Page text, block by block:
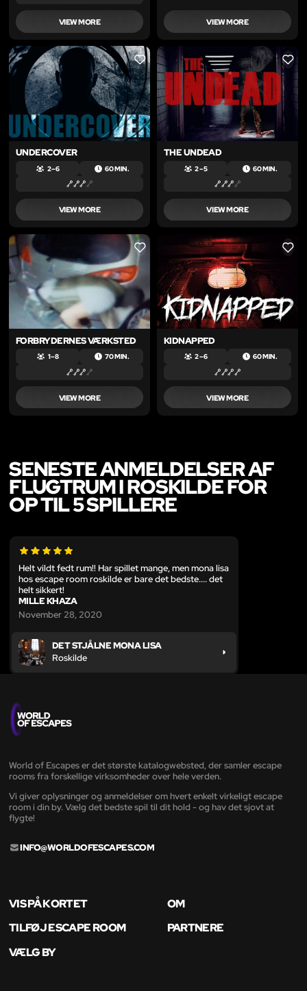
VIEW MORE VIEW MORE
LIKE
UNDERCOVER
2 – 6 60 MIN.
VIEW MORE
LIKE
THE UNDEAD
2 – 5 60 MIN.
VIEW MORE
LIKE
FORBRYDERNES VÆRKSTED
1 – 8 70 MIN.
VIEW MORE
LIKE
KIDNAPPED
2 – 6 60 MIN.
VIEW MORE
SENESTE ANMELDELSER AF
FLUGTRUM I ROSKILDE FOR
OP TIL 5 SPILLERE
Helt vildt fedt rum!! Har spillet mange, men mona lisa
hos escape room roskilde er bare det bedste.... det
helt sikkert!
MILLE KHAZA
November 28, 2020
DET STJÅLNE MONA LISA
Roskilde
World of Escapes er det største katalogwebsted, der samler escape
rooms fra forskellige virksomheder over hele verden.
Vi giver oplysninger og anmeldelser om hvert enkelt virkeligt escape
room i din by. Vælg det bedste spil til dit hold - og hav det sjovt at
flygte!
INFO@WORLDOFESCAPES.COM
VIS PÅ KORTET
OM
TILFØJ ESCAPE ROOM
PARTNERE
VÆLG BY